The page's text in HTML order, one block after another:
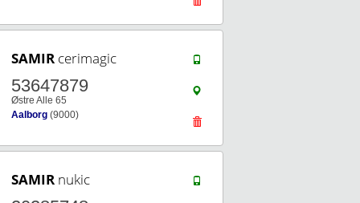
SAMIR cerimagic
53647879
Østre Alle 65
Aalborg (9000)
SAMIR nukic